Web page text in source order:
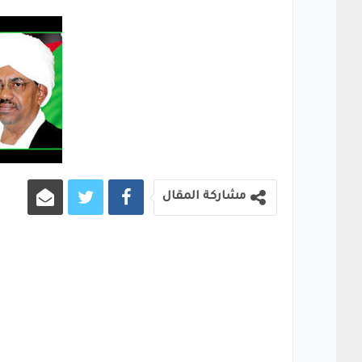
مشاركة المقال